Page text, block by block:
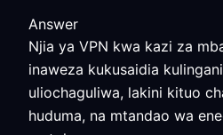
Answer
Njia ya VPN kwa kazi za
inaweza kukusaidia
uliochaguliwa, lakini kituo
huduma, na mtandao wa